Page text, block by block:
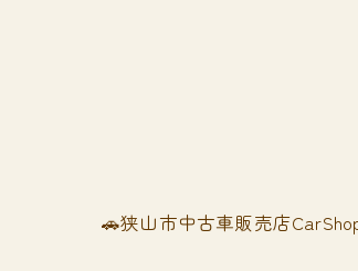
🚗狭山市中古車販売店